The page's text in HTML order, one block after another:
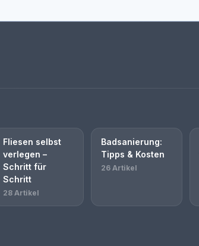
Fliesen selbst
verlegen –
Schritt für
Schritt
28 Artikel
Badsanierung:
Tipps & Kosten
26 Artikel